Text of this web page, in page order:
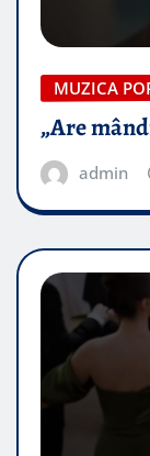
MUZICA
„Are
admin